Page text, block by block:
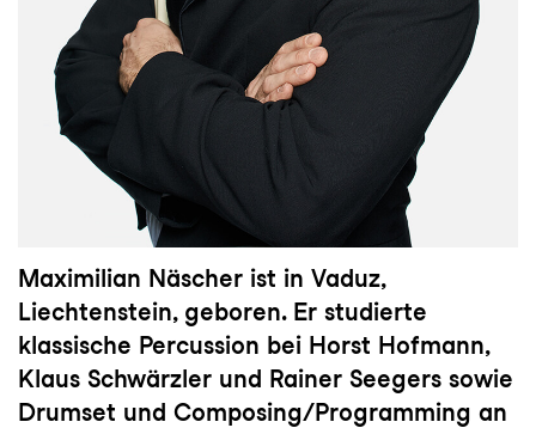
Maximilian Näscher ist in Vaduz,
Liechtenstein, geboren. Er studierte
klassische Percussion bei Horst Hofmann,
Klaus Schwärzler und Rainer Seegers sowie
Drumset und Composing/Programming an